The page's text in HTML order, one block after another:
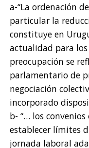
a-“La ordenación
particular la
constituye en
actualidad para
preocupación se
parlamentario de
negociación
incorporado
b- “… los
establecer límites
jornada laboral